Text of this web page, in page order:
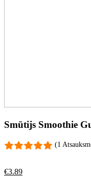
Smūtijs Smoothie
(1
€3.89